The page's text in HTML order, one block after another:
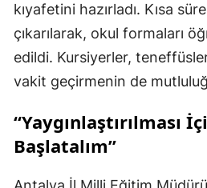
kıyafetini hazırladı. Kısa
çıkarılarak, okul formaları
edildi. Kursiyerler,
vakit geçirmenin de
“Yaygınlaştırılması
Başlatalım”